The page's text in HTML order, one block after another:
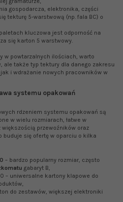
gospodarcza, elektronika, części
tekturę 5‑warstwową (np. fala BC) o
kluczowa jest odporność na
się karton 5 warstwowy.
w powtarzalnych ilościach, warto
ale także typ tektury dla danego zakresu
i wdrażanie nowych pracowników w
systemu opakowań
rdzeniem systemu opakowań są
w wielu rozmiarach, łatwe w
przewoźników oraz
buduje się ofertę w oparciu o kilka
– bardzo popularny rozmiar, często
gabaryt B,
– uniwersalne kartony klapowe do
do zestawów, większej elektroniki